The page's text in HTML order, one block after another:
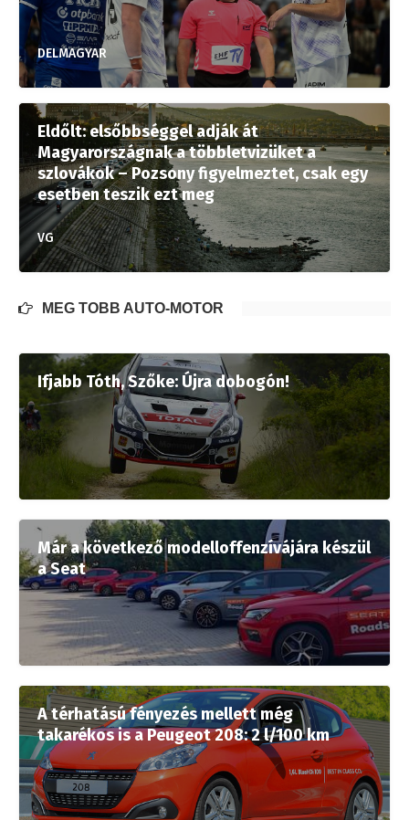
DELMAGYAR
Eldőlt: elsőbbséggel adják át
Magyarországnak a többletvizüket a
szlovákok – Pozsony figyelmeztet, csak egy
esetben teszik ezt meg
VG
MÉG TÖBB AUTÓ-MOTOR
Ifjabb Tóth, Szőke: Újra dobogón!
Már a következő modelloffenzívájára készül
a Seat
A térhatású fényezés mellett még
takarékos is a Peugeot 208: 2 l/100 km